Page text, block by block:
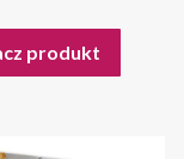
produkt